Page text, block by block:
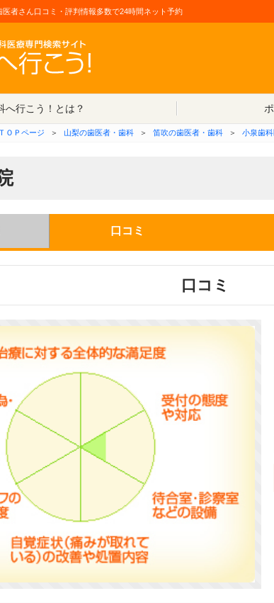
者さん口コミ・評判情報多数で24時間ネット予約
へ行こう！とは？
ＯＰページ ＞ 山梨の歯医者・歯科 ＞ 笛吹の歯医者・歯科 ＞ 小泉歯
口コミ
口コミ